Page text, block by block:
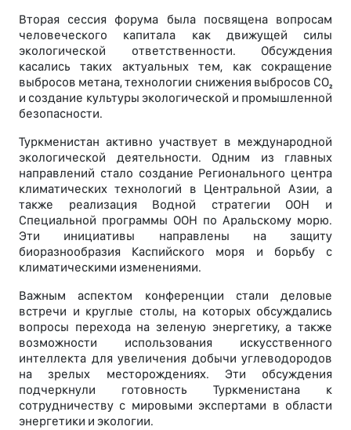
Вторая сессия форума была посвящена вопросам
человеческого капитала как движущей силы
экологической ответственности. Обсуждения
касались таких актуальных тем, как сокращение
выбросов метана, технологии снижения выбросов CO₂
и создание культуры экологической и промышленной
безопасности.
Туркменистан активно участвует в международной
экологической деятельности. Одним из главных
направлений стало создание Регионального центра
климатических технологий в Центральной Азии, а
также реализация Водной стратегии ООН и
Специальной программы ООН по Аральскому морю.
Эти инициативы направлены на защиту
биоразнообразия Каспийского моря и борьбу с
климатическими изменениями.
Важным аспектом конференции стали деловые
встречи и круглые столы, на которых обсуждались
вопросы перехода на зеленую энергетику, а также
возможности использования искусственного
интеллекта для увеличения добычи углеводородов
на зрелых месторождениях. Эти обсуждения
подчеркнули готовность Туркменистана к
сотрудничеству с мировыми экспертами в области
энергетики и экологии.